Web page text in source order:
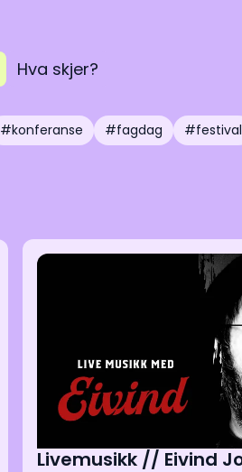
Hva skjer?
#konferanse #fagdag #festival
Livemusikk // Eivind